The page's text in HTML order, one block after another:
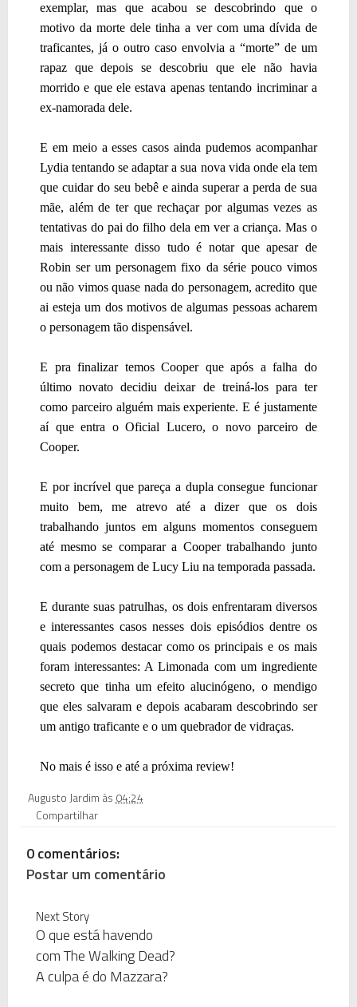
exemplar, mas que acabou se descobrindo que o
motivo da morte dele tinha a ver com uma dívida de
traficantes, já o outro caso envolvia a “morte” de um
rapaz que depois se descobriu que ele não havia
morrido e que ele estava apenas tentando incriminar a
ex-namorada dele.
E em meio a esses casos ainda pudemos acompanhar
Lydia tentando se adaptar a sua nova vida onde ela tem
que cuidar do seu bebê e ainda superar a perda de sua
mãe, além de ter que rechaçar por algumas vezes as
tentativas do pai do filho dela em ver a criança. Mas o
mais interessante disso tudo é notar que apesar de
Robin ser um personagem fixo da série pouco vimos
ou não vimos quase nada do personagem, acredito que
ai esteja um dos motivos de algumas pessoas acharem
o personagem tão dispensável.
E pra finalizar temos Cooper que após a falha do
último novato decidiu deixar de treiná-los para ter
como parceiro alguém mais experiente. E é justamente
aí que entra o Oficial Lucero, o novo parceiro de
Cooper.
E por incrível que pareça a dupla consegue funcionar
muito bem, me atrevo até a dizer que os dois
trabalhando juntos em alguns momentos conseguem
até mesmo se comparar a Cooper trabalhando junto
com a personagem de Lucy Liu na temporada passada.
E durante suas patrulhas, os dois enfrentaram diversos
e interessantes casos nesses dois episódios dentre os
quais podemos destacar como os principais e os mais
foram interessantes: A Limonada com um ingrediente
secreto que tinha um efeito alucinógeno, o mendigo
que eles salvaram e depois acabaram descobrindo ser
um antigo traficante e o um quebrador de vidraças.
No mais é isso e até a próxima review!
Augusto Jardim às 04:24
Compartilhar
0 comentários:
Postar um comentário
Next Story
O que está havendo
com The Walking Dead?
A culpa é do Mazzara?